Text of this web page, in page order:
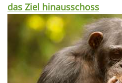
das Ziel hinausschoss